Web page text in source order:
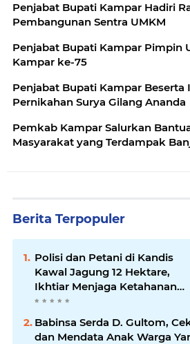
Penjabat Bupati Kampar Hadiri
Pembangunan Sentra UMKM
Penjabat Bupati Kampar Pimpin
Kampar ke-75
Penjabat Bupati Kampar Beserta
Pernikahan Surya Gilang Ananda
Pemkab Kampar Salurkan
Masyarakat yang Terdampak
Berita Terpopuler
Polisi dan Petani di Kandis
Kawal Jagung 12 Hektare,
Ikhtiar Menjaga Ketahanan
Pangan
Babinsa Serda D. Gultom,
dan Mendata Anak Warga